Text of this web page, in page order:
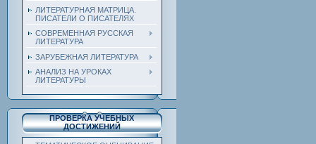
ЛИТЕРАТУРНАЯ МАТРИЦА.
ПИСАТЕЛИ О ПИСАТЕЛЯХ
СОВРЕМЕННАЯ РУССКАЯ
ЛИТЕРАТУРА
ЗАРУБЕЖНАЯ ЛИТЕРАТУРА
АНАЛИЗ НА УРОКАХ
ЛИТЕРАТУРЫ
ПРОВЕРКА УЧЕБНЫХ
ДОСТИЖЕНИЙ